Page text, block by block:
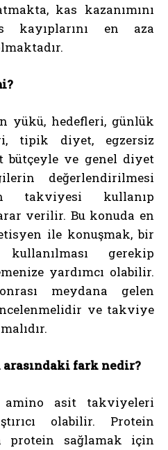
kas kazanımını
kayıplarını en aza
yükü, hedefleri, günlük
tipik diyet, egzersiz
bütçeyle ve genel diyet
değerlendirilmesi
takviyesi kullanıp
verilir. Bu konuda en
ile konuşmak, bir
gerekip
yardımcı olabilir.
meydana gelen
ve takviye
fark nedir?
asit takviyeleri
olabilir. Protein
protein sağlamak için